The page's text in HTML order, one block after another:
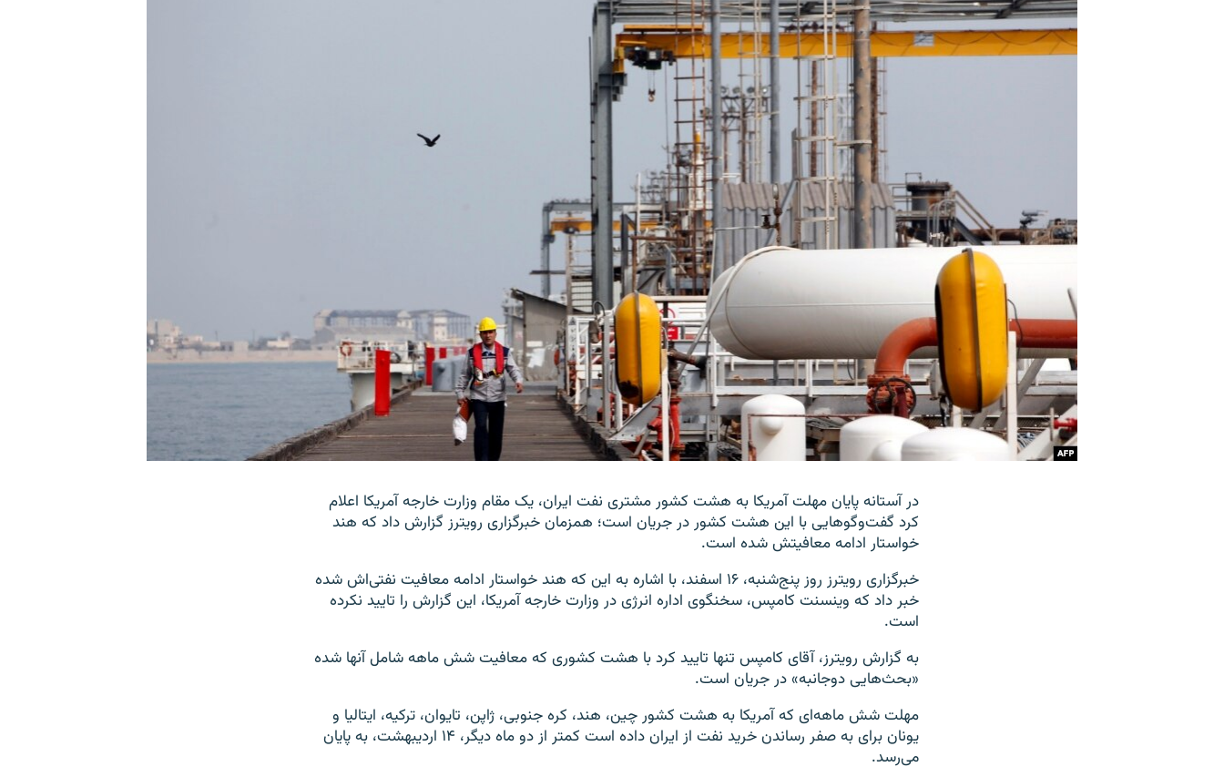
در آستانه پایان مهلت آمریکا به هشت کشور مشتری نفت ایران، یک مقام وزارت خارجه آمریکا اعلام
کرد گفت‌وگوهایی با این هشت کشور در جریان است؛ همزمان خبرگزاری رویترز گزارش داد که هند
خواستار ادامه معافیتش شده است.
خبرگزاری رویترز روز پنج‌شنبه، ۱۶ اسفند، با اشاره به این که هند خواستار ادامه معافیت نفتی‌اش شده
خبر داد که وینسنت کامپس، سخنگوی اداره انرژی در وزارت خارجه آمریکا، این گزارش را تایید نکرده
است.
به گزارش رویترز، آقای کامپس تنها تایید کرد با هشت کشوری که معافیت شش ماهه شامل آنها شده
«بحث‌هایی دوجانبه» در جریان است.
مهلت شش ماهه‌ای که آمریکا به هشت کشور چین، هند، کره جنوبی، ژاپن، تایوان، ترکیه، ایتالیا و
یونان برای به صفر رساندن خرید نفت از ایران داده است کمتر از دو ماه دیگر، ۱۴ اردیبهشت، به پایان
می‌رسد.